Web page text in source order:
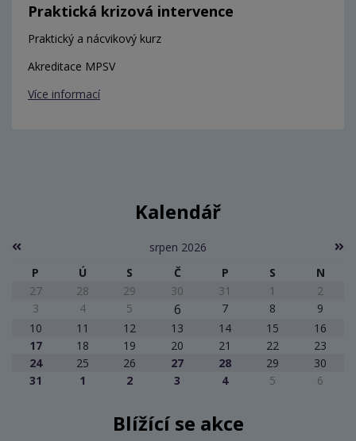
Praktická krizová intervence
Praktický a nácvikový kurz
Akreditace MPSV
Více informací
Kalendář
srpen 2026
P
Ú S Č P S
N
27
28 29 30 31 1
2
3
4 5 6 7 8
9
10
11 12 13 14 15
16
17
18 19 20 21 22
23
24
25 26 27 28 29
30
31
1 2 3 4 5 6
Blížící se akce